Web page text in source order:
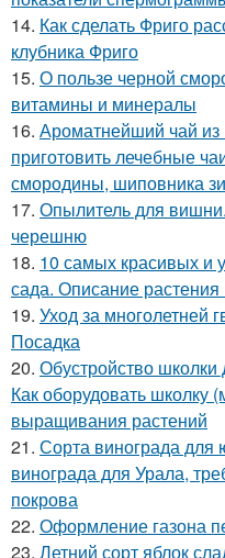
14. Как сделать Фриго
клубника Фриго
15. О пользе черной
витамины и минералы
16. Ароматнейший чай из
приготовить лечебные
смородины, шиповника
17. Опылитель для
черешню
18. 10 самых красивых и
сада. Описание растения
19. Уход за многолетней
Посадка
20. Обустройство
Как оборудовать школку
выращивания растений
21. Сорта винограда для
винограда для Урала,
покрова
22. Оформление газона
23. Летний сорт яблок